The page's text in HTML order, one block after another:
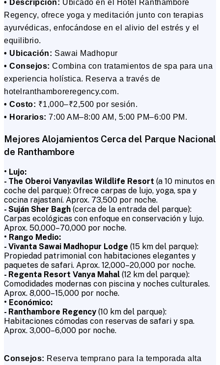
• Descripción: Ubicado en el Hotel Ranthambore
Regency, ofrece yoga y meditación junto con terapias
ayurvédicas, enfocándose en el alivio del estrés y el
equilibrio.
• Ubicación: Sawai Madhopur
• Consejos: Combina con tratamientos de spa para una
experiencia holística. Reserva a través de
hotelranthamboreregency.com.
• Costo: ₹1,000–₹2,500 por sesión.
• Horarios: 7:00 AM–8:00 AM, 5:00 PM–6:00 PM.
Mejores Alojamientos Cerca del Parque Nacional
de Ranthambore
• Lujo:
- The Oberoi Vanyavilas Wildlife Resort (a 10 minutos en
coche del parque): Ofrece carpas de lujo, yoga, spa y
cocina rajastaní. Aprox. ₹73,500 por noche.
- Suján Sher Bagh (cerca de la entrada del parque):
Carpas ecológicas con enfoque en conservación y lujo.
Aprox. ₹50,000–₹70,000 por noche.
• Rango Medio:
- Vivanta Sawai Madhopur Lodge (15 km del parque):
Propiedad patrimonial con habitaciones elegantes y
paquetes de safari. Aprox. ₹12,000–₹20,000 por noche.
- Regenta Resort Vanya Mahal (12 km del parque):
Comodidades modernas con piscina y noches culturales.
Aprox. ₹8,000–₹15,000 por noche.
• Económico:
- Ranthambore Regency (10 km del parque):
Habitaciones cómodas con reservas de safari y spa.
Aprox. ₹3,000–₹6,000 por noche.
Consejos: Reserva temprano para la temporada alta